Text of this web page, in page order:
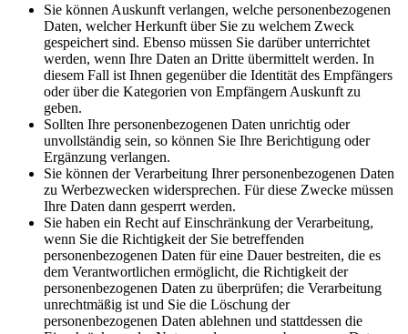
Sie können Auskunft verlangen, welche personenbezogenen
Daten, welcher Herkunft über Sie zu welchem Zweck
gespeichert sind. Ebenso müssen Sie darüber unterrichtet
werden, wenn Ihre Daten an Dritte übermittelt werden. In
diesem Fall ist Ihnen gegenüber die Identität des Empfängers
oder über die Kategorien von Empfängern Auskunft zu
geben.
Sollten Ihre personenbezogenen Daten unrichtig oder
unvollständig sein, so können Sie Ihre Berichtigung oder
Ergänzung verlangen.
Sie können der Verarbeitung Ihrer personenbezogenen Daten
zu Werbezwecken widersprechen. Für diese Zwecke müssen
Ihre Daten dann gesperrt werden.
Sie haben ein Recht auf Einschränkung der Verarbeitung,
wenn Sie die Richtigkeit der Sie betreffenden
personenbezogenen Daten für eine Dauer bestreiten, die es
dem Verantwortlichen ermöglicht, die Richtigkeit der
personenbezogenen Daten zu überprüfen; die Verarbeitung
unrechtmäßig ist und Sie die Löschung der
personenbezogenen Daten ablehnen und stattdessen die